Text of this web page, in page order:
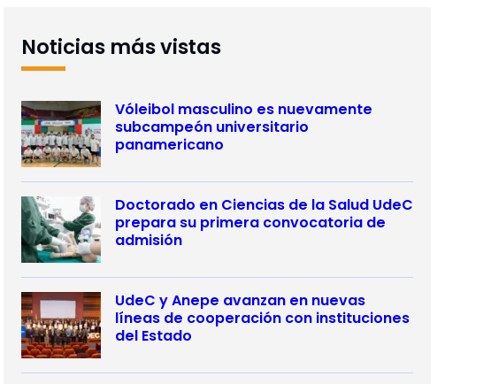
Noticias más vistas
Vóleibol masculino es nuevamente
subcampeón universitario
panamericano
Doctorado en Ciencias de la Salud UdeC
prepara su primera convocatoria de
admisión
UdeC y Anepe avanzan en nuevas
líneas de cooperación con instituciones
del Estado